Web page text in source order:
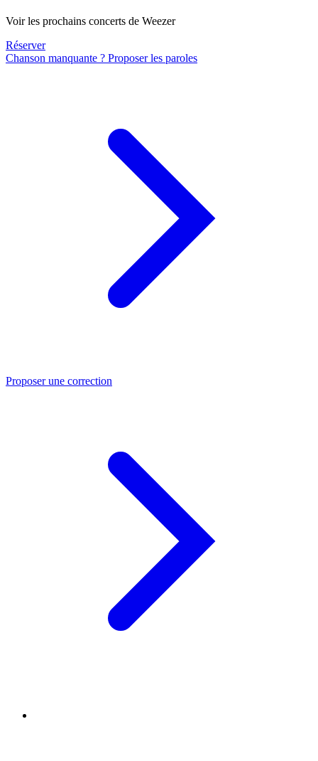
Voir les prochains concerts de Weezer
Réserver
Chanson manquante ? Proposer les paroles
Proposer une correction